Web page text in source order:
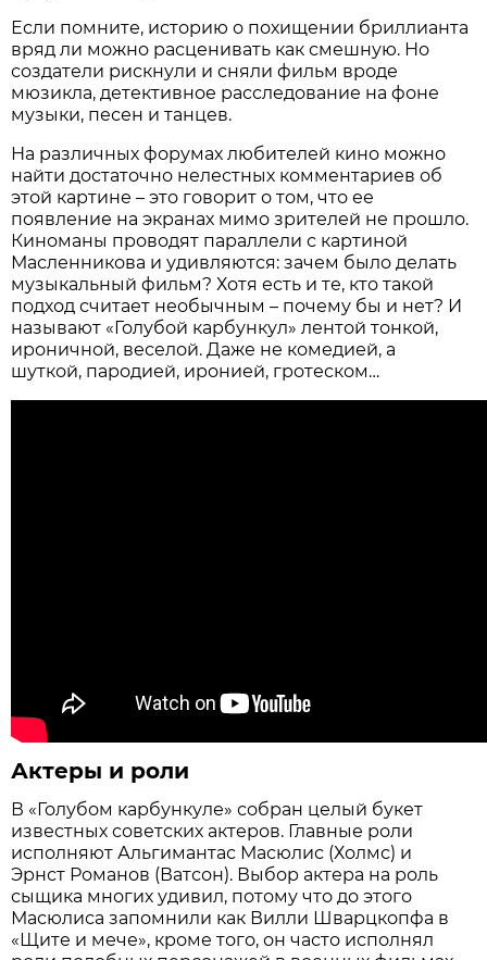
Если помните, историю о похищении бриллианта
вряд ли можно расценивать как смешную. Но
создатели рискнули и сняли фильм вроде
мюзикла, детективное расследование на фоне
музыки, песен и танцев.
На различных форумах любителей кино можно
найти достаточно нелестных комментариев об
этой картине – это говорит о том, что ее
появление на экранах мимо зрителей не прошло.
Киноманы проводят параллели с картиной
Масленникова и удивляются: зачем было делать
музыкальный фильм? Хотя есть и те, кто такой
подход считает необычным – почему бы и нет? И
называют «Голубой карбункул» лентой тонкой,
ироничной, веселой. Даже не комедией, а
шуткой, пародией, иронией, гротеском…
Актеры и роли
В «Голубом карбункуле» собран целый букет
известных советских актеров. Главные роли
исполняют Альгимантас Масюлис (Холмс) и
Эрнст Романов (Ватсон). Выбор актера на роль
сыщика многих удивил, потому что до этого
Масюлиса запомнили как Вилли Шварцкопфа в
«Щите и мече», кроме того, он часто исполнял